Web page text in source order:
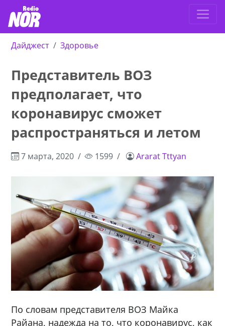
Дайджест Здоровье
Представитель ВОЗ
предполагает, что
коронавирус сможет
распространяться и летом
7 марта, 2020 1599 Ararat Tttyan
По словам представителя ВОЗ Майка
Райана, надежда на то, что коронавирус, как